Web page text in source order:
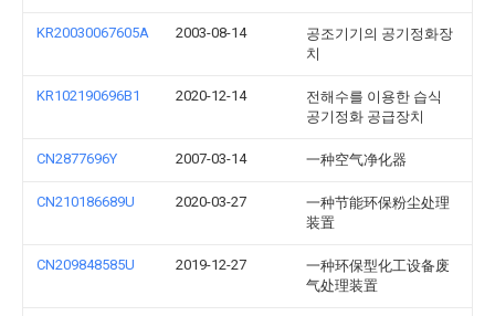
KR20030067605A 2003-08-14
공조기기의 공기정화장
치
KR102190696B1 2020-12-14
전해수를 이용한 습식
공기정화 공급장치
CN2877696Y 2007-03-14 一种空气净化器
CN210186689U 2020-03-27
一种节能环保粉尘处理
装置
CN209848585U 2019-12-27
一种环保型化工设备废
气处理装置